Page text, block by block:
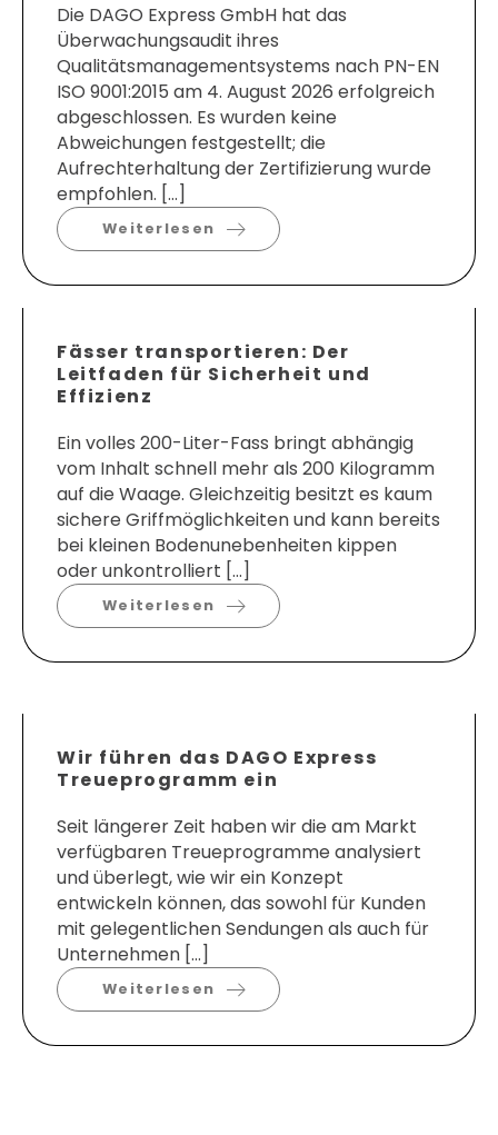
Die DAGO Express GmbH hat das
Überwachungsaudit ihres
Qualitätsmanagementsystems nach PN-EN
ISO 9001:2015 am 4. August 2026 erfolgreich
abgeschlossen. Es wurden keine
Abweichungen festgestellt; die
Aufrechterhaltung der Zertifizierung wurde
empfohlen. […]
Weiterlesen
Fässer transportieren: Der
Leitfaden für Sicherheit und
Effizienz
Ein volles 200-Liter-Fass bringt abhängig
vom Inhalt schnell mehr als 200 Kilogramm
auf die Waage. Gleichzeitig besitzt es kaum
sichere Griffmöglichkeiten und kann bereits
bei kleinen Bodenunebenheiten kippen
oder unkontrolliert […]
Weiterlesen
Wir führen das DAGO Express
Treueprogramm ein
Seit längerer Zeit haben wir die am Markt
verfügbaren Treueprogramme analysiert
und überlegt, wie wir ein Konzept
entwickeln können, das sowohl für Kunden
mit gelegentlichen Sendungen als auch für
Unternehmen […]
Weiterlesen